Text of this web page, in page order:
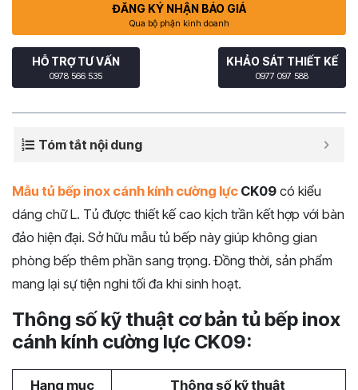
ĐĂNG KÝ NHẬN BÁO GIÁ
Qua bộ phận kinh doanh
HỖ TRỢ TƯ VẤN
0978 566 535
KHẢO SÁT THIẾT KẾ
0977 097 588
Tóm tắt nội dung
Mẫu tủ bếp inox cánh kính cường lực CK09 có kiểu
dáng chữ L. Tủ được thiết kế cao kịch trần kết hợp với bàn
đảo hiện đại. Sở hữu mẫu tủ bếp này giúp không gian
phòng bếp thêm phần sang trọng. Đồng thời, sản phẩm
mang lại sự tiện nghi tối đa khi sinh hoạt.
Thông số kỹ thuật cơ bản tủ bếp inox
cánh kính cường lực CK09:
Hạng mục
Thông số kỹ thuật